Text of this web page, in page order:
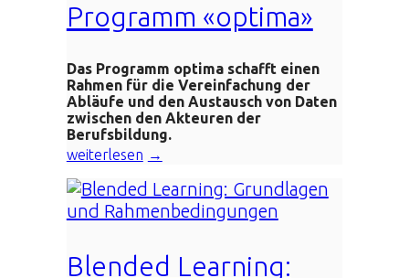
Programm «optima»
Das Programm optima schafft einen
Rahmen für die Vereinfachung der
Abläufe und den Austausch von Daten
zwischen den Akteuren der
Berufsbildung.
weiterlesen
Blended Learning: